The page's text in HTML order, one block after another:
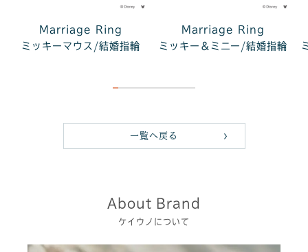
Marriage Ring
ミッキーマウス/結婚指輪
Marriage Ring
ミッキー＆ミニー/結婚指輪
一覧へ戻る
About Brand
ケイウノについて